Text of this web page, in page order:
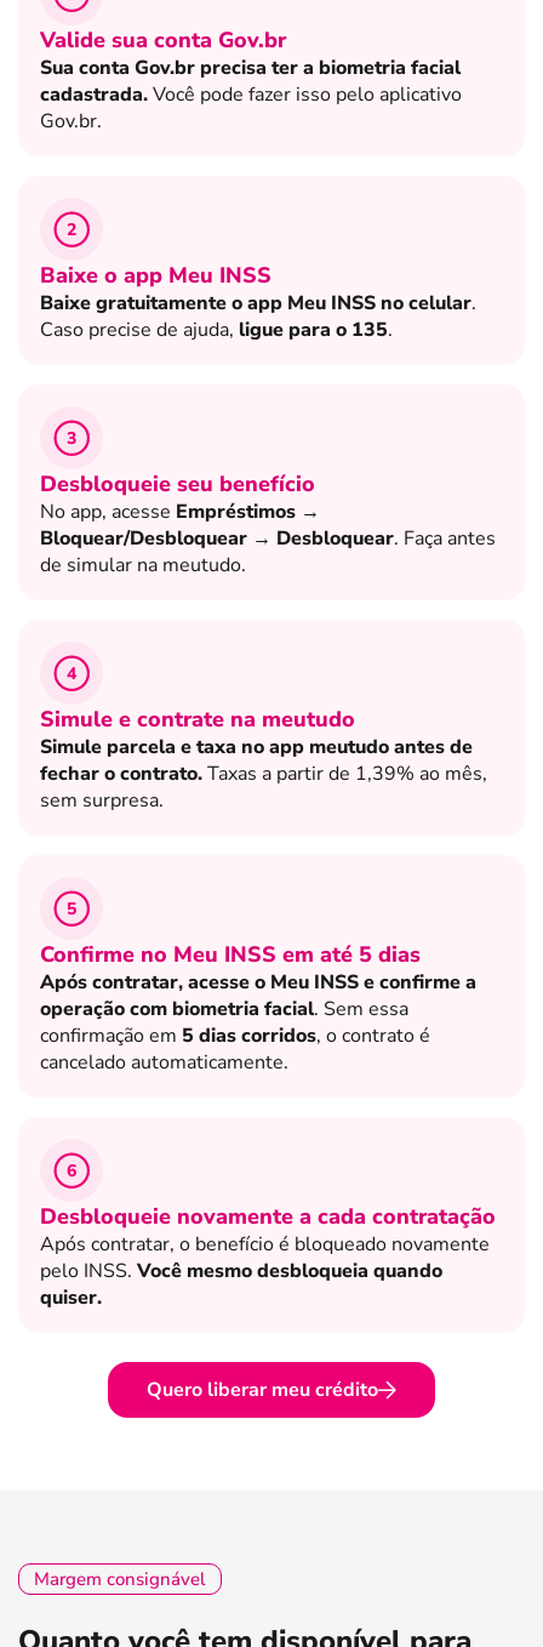
Valide sua conta Gov.br
Sua conta Gov.br precisa ter a biometria facial
cadastrada.Você pode fazer isso pelo aplicativo
Gov.br.
2
Baixe o app Meu INSS
Baixe gratuitamente o app Meu INSS no celular.
Caso precise de ajuda, ligue para o 135.
3
Desbloqueie seu benefício
No app, acesse Empréstimos →
Bloquear/Desbloquear → Desbloquear. Faça antes
de simular na meutudo.
4
Simule e contrate na meutudo
Simule parcela e taxa no app meutudo antes de
fechar o contrato.Taxas a partir de 1,39% ao mês,
sem surpresa.
5
Confirme no Meu INSS em até 5 dias
Após contratar, acesse o Meu INSS e confirme a
operação com biometria facial. Sem essa
confirmação em 5 dias corridos, o contrato é
cancelado automaticamente.
6
Desbloqueie novamente a cada contratação
Após contratar, o benefício é bloqueado novamente
pelo INSS. Você mesmo desbloqueia quando
quiser.
Quero liberar meu crédito
Margem consignável